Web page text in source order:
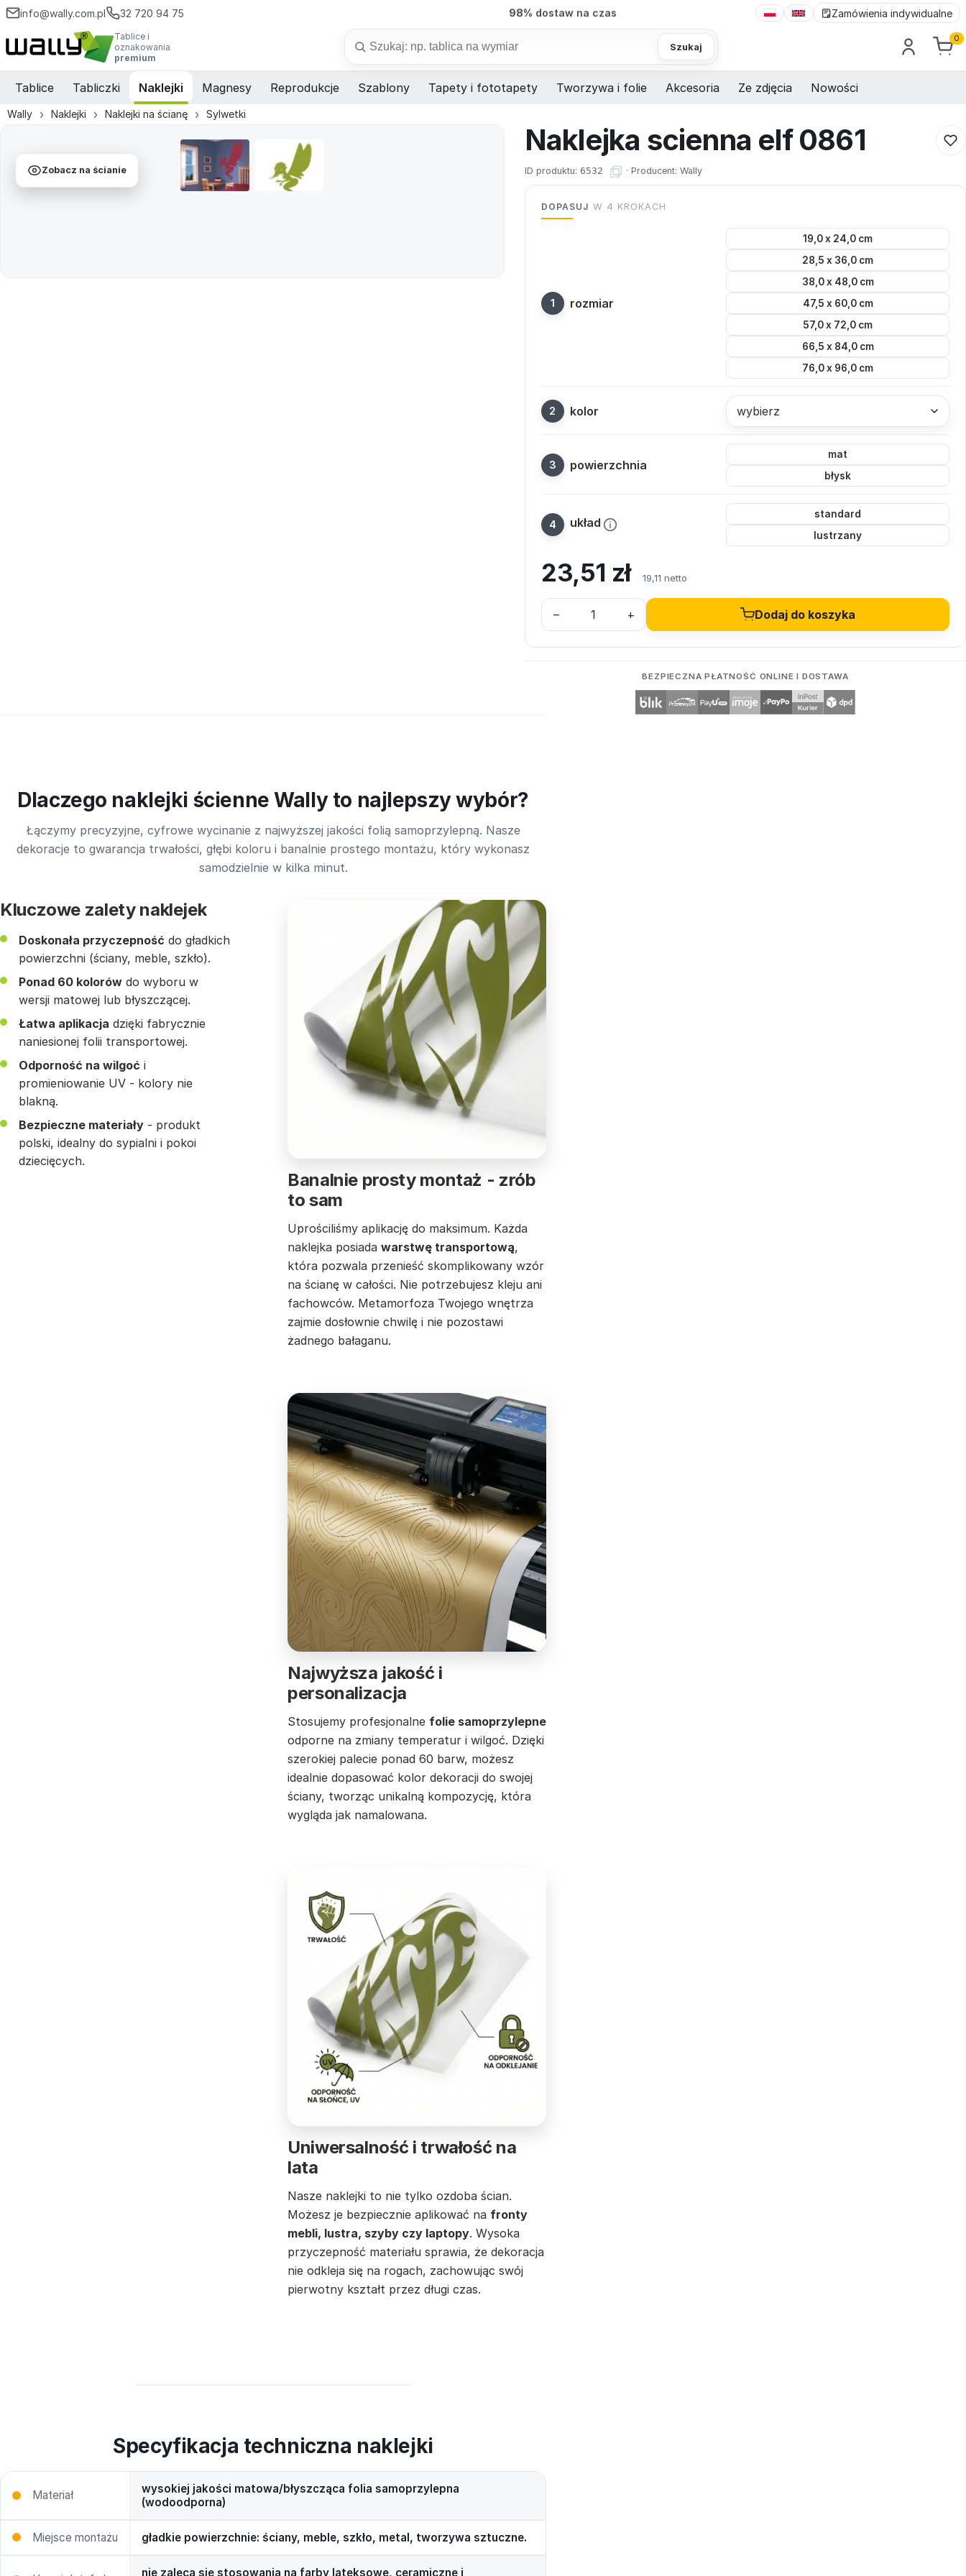
info@wally.com.pl 32 720 94 75 7 dniprodukcja na wymiar Zamówienia indywidualne
Tablice i
oznakowania
premium
Szukaj
0
Tablice Tabliczki Naklejki Magnesy Reprodukcje Szablony Tapety i fototapety Tworzywa i folie Akcesoria Ze zdjęcia Nowości
Wally Naklejki Naklejki na ścianę Sylwetki
Zobacz na ścianie
Naklejka scienna elf 0861
ID produktu: 6532 · Producent: Wally
DOPASUJ W 4 KROKACH
rozmiar
19,0 x 24,0 cm
28,5 x 36,0 cm
38,0 x 48,0 cm
47,5 x 60,0 cm
57,0 x 72,0 cm
66,5 x 84,0 cm
76,0 x 96,0 cm
kolor wybierz
powierzchnia
mat
błysk
układ
standard
lustrzany
23,51 zł 19,11 netto
– + Dodaj do koszyka
BEZPIECZNA PŁATNOŚĆ ONLINE I DOSTAWA
Dlaczego naklejki ścienne Wally to najlepszy wybór?
Łączymy precyzyjne, cyfrowe wycinanie z najwyższej jakości folią samoprzylepną. Nasze
dekoracje to gwarancja trwałości, głębi koloru i banalnie prostego montażu, który wykonasz
samodzielnie w kilka minut.
Kluczowe zalety naklejek
Doskonała przyczepność do gładkich
powierzchni (ściany, meble, szkło).
Ponad 60 kolorów do wyboru w
wersji matowej lub błyszczącej.
Łatwa aplikacja dzięki fabrycznie
naniesionej folii transportowej.
Odporność na wilgoć i
promieniowanie UV - kolory nie
blakną.
Bezpieczne materiały - produkt
polski, idealny do sypialni i pokoi
dziecięcych.
Banalnie prosty montaż - zrób
to sam
Uprościliśmy aplikację do maksimum. Każda
naklejka posiada warstwę transportową,
która pozwala przenieść skomplikowany wzór
na ścianę w całości. Nie potrzebujesz kleju ani
fachowców. Metamorfoza Twojego wnętrza
zajmie dosłownie chwilę i nie pozostawi
żadnego bałaganu.
Najwyższa jakość i
personalizacja
Stosujemy profesjonalne folie samoprzylepne
odporne na zmiany temperatur i wilgoć. Dzięki
szerokiej palecie ponad 60 barw, możesz
idealnie dopasować kolor dekoracji do swojej
ściany, tworząc unikalną kompozycję, która
wygląda jak namalowana.
Uniwersalność i trwałość na
lata
Nasze naklejki to nie tylko ozdoba ścian.
Możesz je bezpiecznie aplikować na fronty
mebli, lustra, szyby czy laptopy. Wysoka
przyczepność materiału sprawia, że dekoracja
nie odkleja się na rogach, zachowując swój
pierwotny kształt przez długi czas.
Specyfikacja techniczna naklejki
Materiał
wysokiej jakości matowa/błyszcząca folia samoprzylepna
(wodoodporna)
Miejsce montażu gładkie powierzchnie: ściany, meble, szkło, metal, tworzywa sztuczne.
nie zaleca się stosowania na farby lateksowe, ceramiczne i